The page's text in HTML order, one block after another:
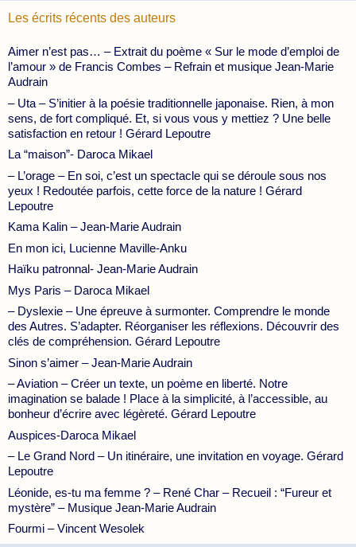
Les écrits récents des auteurs
Aimer n’est pas… – Extrait du poème « Sur le mode d’emploi de
l’amour » de Francis Combes – Refrain et musique Jean-Marie
Audrain
– Uta – S’initier à la poésie traditionnelle japonaise. Rien, à mon
sens, de fort compliqué. Et, si vous vous y mettiez ? Une belle
satisfaction en retour ! Gérard Lepoutre
La “maison”- Daroca Mikael
– L’orage – En soi, c’est un spectacle qui se déroule sous nos
yeux ! Redoutée parfois, cette force de la nature ! Gérard
Lepoutre
Kama Kalin – Jean-Marie Audrain
En mon ici, Lucienne Maville-Anku
Haïku patronnal- Jean-Marie Audrain
Mys Paris – Daroca Mikael
– Dyslexie – Une épreuve à surmonter. Comprendre le monde
des Autres. S’adapter. Réorganiser les réflexions. Découvrir des
clés de compréhension. Gérard Lepoutre
Sinon s’aimer – Jean-Marie Audrain
– Aviation – Créer un texte, un poème en liberté. Notre
imagination se balade ! Place à la simplicité, à l’accessible, au
bonheur d’écrire avec légèreté. Gérard Lepoutre
Auspices-Daroca Mikael
– Le Grand Nord – Un itinéraire, une invitation en voyage. Gérard
Lepoutre
Léonide, es-tu ma femme ? – René Char – Recueil : “Fureur et
mystère” – Musique Jean-Marie Audrain
Fourmi – Vincent Wesolek